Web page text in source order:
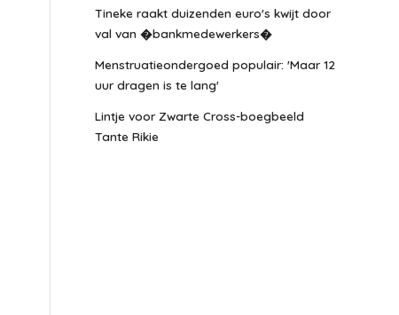
Tineke raakt duizenden euro's kwijt door
val van �bankmedewerkers�
Menstruatieondergoed populair: 'Maar 12
uur dragen is te lang'
Lintje voor Zwarte Cross-boegbeeld
Tante Rikie